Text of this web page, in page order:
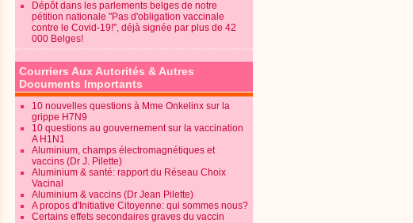
Dépôt dans les parlements belges de notre
pétition nationale "Pas d'obligation vaccinale
contre le Covid-19!", déjà signée par plus de 42
000 Belges!
Courriers Aux Autorités & Autres
Documents Importants
10 nouvelles questions à Mme Onkelinx sur la
grippe H7N9
10 questions au gouvernement sur la vaccination
A H1N1
Aluminium, champs électromagnétiques et
vaccins (Dr J. Pilette)
Aluminium & santé: rapport du Réseau Choix
Vacinal
Aluminium & vaccins (Dr Jean Pilette)
A propos d'Initiative Citoyenne: qui sommes nous?
Certains effets secondaires graves du vaccin